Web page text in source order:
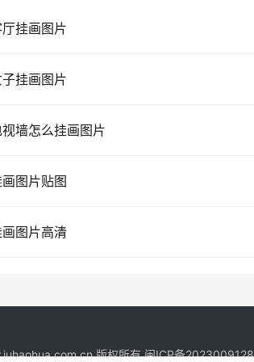
挂画图片
挂画图片
视墙怎么挂画图片
图片贴图
图片高清
版权所有闽ICP备